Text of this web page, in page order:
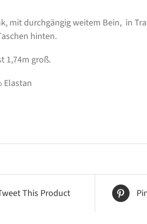
mit durchgängig weitem Bein, in
hinten.
1,74m groß.
Elastan
This Product